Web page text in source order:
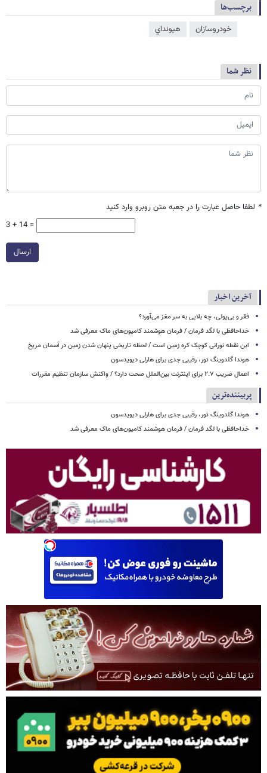
برچسب‌ها
خودروسازان هيونداي
نظر شما
* لطفا حاصل عبارت را در جعبه متن روبرو وارد کنید
3 + 14 =
ارسال
آخرین اخبار
فقر و بی‌پولی، چه بلایی به سر مغز می‌آورد؟
خداحافظی با لگد فرمان / فرمان هوشمند کامیون‌های ماک معرفی شد
این نقطه نورانی کوچک کره زمین است / لحظه تاریخی پنهان شدن زمین در آسمان مریخ
هوندا گلدوینگ تور، رقیبی جدی برای هارلی دیویدسون
اعمال ضریب ۲.۷ برای اینترنت بین‌الملل صحت دارد؟ / واکنش سازمان تنظیم مقررات
پربیننده‌ترین
هوندا گلدوینگ تور، رقیبی جدی برای هارلی دیویدسون
خداحافظی با لگد فرمان / فرمان هوشمند کامیون‌های ماک معرفی شد